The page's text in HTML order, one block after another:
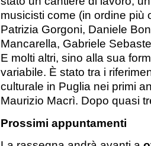
musicisti come (in ordine più
Patrizia Gorgoni, Daniele
Mancarella, Gabriele
E molti altri, sino alla sua
variabile. È stato tra i
culturale in Puglia nei primi
Maurizio Macrì. Dopo quasi
Prossimi appuntamenti